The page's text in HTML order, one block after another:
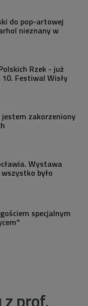
do pop-artowej
nieznany w
Rzek - już
Festiwal Wisły
zakorzeniony
Wystawa
było
specjalnym